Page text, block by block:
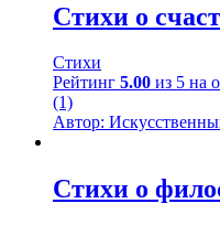
Стихи о
Стихи
Рейтинг 5.00 из 5 на
(1)
Автор:
Стихи о